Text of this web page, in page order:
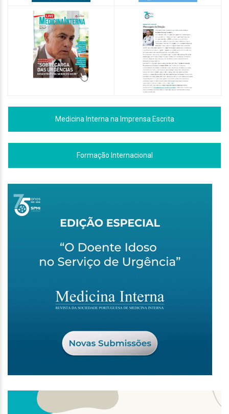
Medicina Interna na Imprensa Escrita
Formação Internacional